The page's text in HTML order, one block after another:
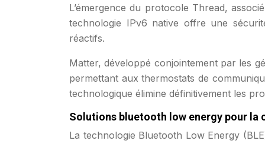
L’émergence du protocole Thread,
technologie IPv6 native offre une
réactifs.
Matter, développé conjointement par les
permettant aux thermostats de
technologique élimine définitivement les
Solutions bluetooth low energy pour
La technologie Bluetooth Low Energy